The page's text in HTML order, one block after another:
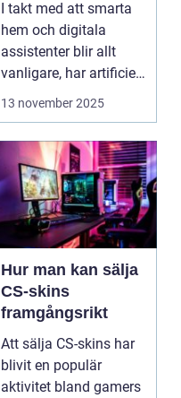
I takt med att smarta
hem och digitala
assistenter blir allt
vanligare, har artificiell
intelligens ...
13 november 2025
Hur man kan sälja
CS-skins
framgångsrikt
Att sälja CS-skins har
blivit en populär
aktivitet bland gamers